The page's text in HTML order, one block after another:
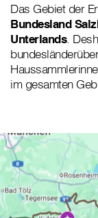
Das Gebiet der
Bundesland
Unterlands.
im gesamten